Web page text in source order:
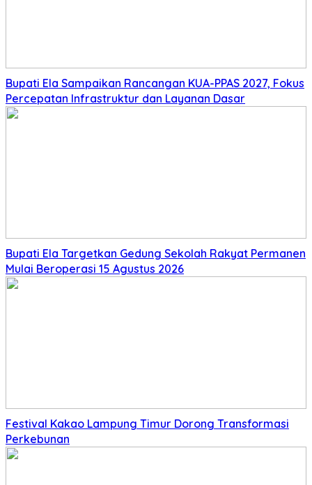
Bupati Ela Sampaikan Rancangan KUA-PPAS 2027, Fokus
Percepatan Infrastruktur dan Layanan Dasar
Bupati Ela Targetkan Gedung Sekolah Rakyat Permanen
Mulai Beroperasi 15 Agustus 2026
‎Festival Kakao Lampung Timur Dorong Transformasi
Perkebunan